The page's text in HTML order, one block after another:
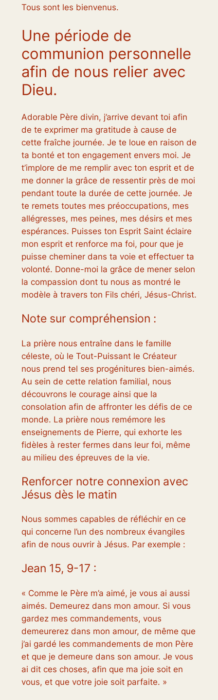
Tous sont les bienvenus.
Une période de
communion personnelle
afin de nous relier avec
Dieu.
Adorable Père divin, j’arrive devant toi afin
de te exprimer ma gratitude à cause de
cette fraîche journée. Je te loue en raison de
ta bonté et ton engagement envers moi. Je
t’implore de me remplir avec ton esprit et de
me donner la grâce de ressentir près de moi
pendant toute la durée de cette journée. Je
te remets toutes mes préoccupations, mes
allégresses, mes peines, mes désirs et mes
espérances. Puisses ton Esprit Saint éclaire
mon esprit et renforce ma foi, pour que je
puisse cheminer dans ta voie et effectuer ta
volonté. Donne-moi la grâce de mener selon
la compassion dont tu nous as montré le
modèle à travers ton Fils chéri, Jésus-Christ.
Note sur compréhension :
La prière nous entraîne dans le famille
céleste, où le Tout-Puissant le Créateur
nous prend tel ses progénitures bien-aimés.
Au sein de cette relation familial, nous
découvrons le courage ainsi que la
consolation afin de affronter les défis de ce
monde. La prière nous remémore les
enseignements de Pierre, qui exhorte les
fidèles à rester fermes dans leur foi, même
au milieu des épreuves de la vie.
Renforcer notre connexion avec
Jésus dès le matin
Nous sommes capables de réfléchir en ce
qui concerne l’un des nombreux évangiles
afin de nous ouvrir à Jésus. Par exemple :
Jean 15, 9-17 :
« Comme le Père m’a aimé, je vous ai aussi
aimés. Demeurez dans mon amour. Si vous
gardez mes commandements, vous
demeurerez dans mon amour, de même que
j’ai gardé les commandements de mon Père
et que je demeure dans son amour. Je vous
ai dit ces choses, afin que ma joie soit en
vous, et que votre joie soit parfaite. »